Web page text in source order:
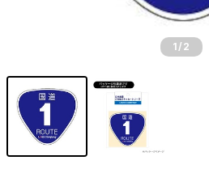
1 /2